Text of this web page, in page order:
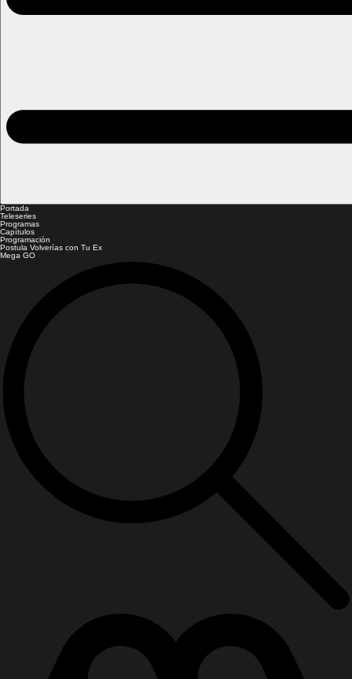
Portada
Teleseries
Programas
Capítulos
Programación
Postula Volverías con Tu Ex
Mega GO